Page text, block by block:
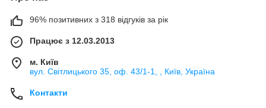
96% позитивних з 318 відгуків за рік
Працює з 12.03.2013
м. Київ
вул. Світлицького 35, оф. 43/1-1, , Київ, Україна
Контакти